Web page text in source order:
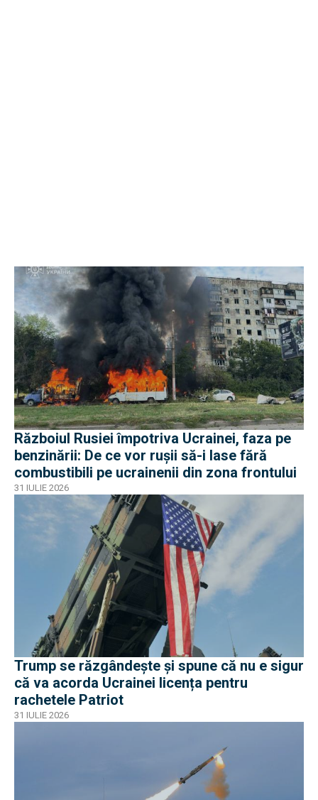
Războiul Rusiei împotriva Ucrainei, faza pe
benzinării: De ce vor rușii să-i lase fără
combustibili pe ucrainenii din zona frontului
31 IULIE 2026
Trump se răzgândește și spune că nu e sigur
că va acorda Ucrainei licența pentru
rachetele Patriot
31 IULIE 2026